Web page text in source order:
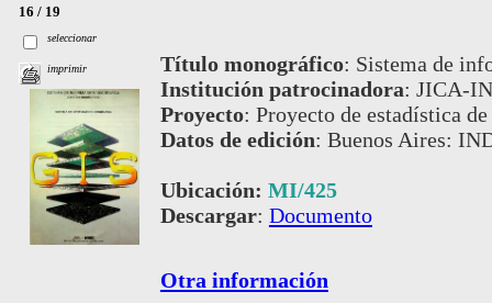
16 / 19
seleccionar
imprimir Título monográfico: Sistema de
Institución patrocinadora: JICA-
Proyecto: Proyecto de estadística
Datos de edición: Buenos Aires:
Ubicación: MI/425
Descargar: Documento
Otra información